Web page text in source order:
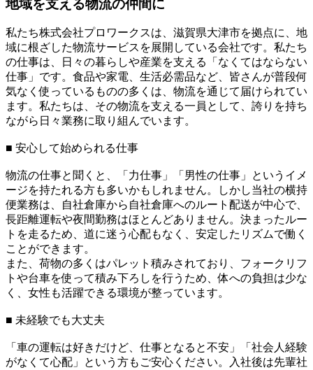
地域を支える物流の仲間に
私たち株式会社プロワークスは、滋賀県大津市を拠点に、地
域に根ざした物流サービスを展開している会社です。私たち
の仕事は、日々の暮らしや産業を支える「なくてはならない
仕事」です。食品や家電、生活必需品など、皆さんが普段何
気なく使っているものの多くは、物流を通じて届けられてい
ます。私たちは、その物流を支える一員として、誇りを持ち
ながら日々業務に取り組んでいます。
■ 安心して始められる仕事
物流の仕事と聞くと、「力仕事」「男性の仕事」というイメ
ージを持たれる方も多いかもしれません。しかし当社の横持
便業務は、自社倉庫から自社倉庫へのルート配送が中心で、
長距離運転や夜間勤務はほとんどありません。決まったルー
トを走るため、道に迷う心配もなく、安定したリズムで働く
ことができます。
また、荷物の多くはパレット積みされており、フォークリフ
トや台車を使って積み下ろしを行うため、体への負担は少な
く、女性も活躍できる環境が整っています。
■ 未経験でも大丈夫
「車の運転は好きだけど、仕事となると不安」「社会人経験
がなくて心配」という方もご安心ください。入社後は先輩社